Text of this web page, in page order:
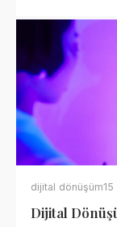
dijital dönüşüm
Dijital